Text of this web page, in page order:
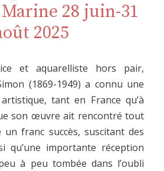
28 juin-31
2025
et aquarelliste hors pair,
(1869-1949) a connu une
tant en France qu’à
son œuvre ait rencontré tout
franc succès, suscitant des
qu’une importante réception
à peu tombée dans l’oubli